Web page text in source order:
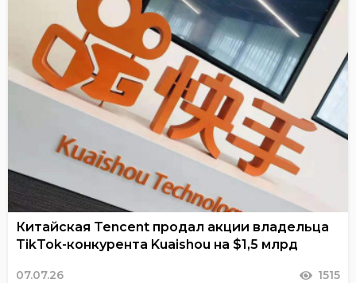
Китайская Tencent продал акции владельца
TikTok-конкурента Kuaishou на $1,5 млрд
07.07.26 1515